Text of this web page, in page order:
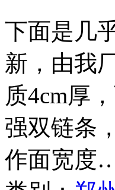
下面是几
新，由我
质4cm厚
强双链条
作面宽度